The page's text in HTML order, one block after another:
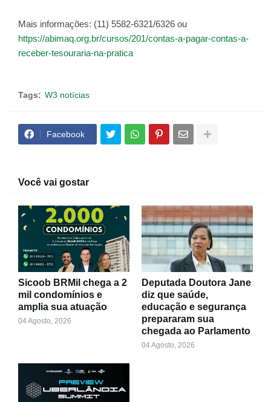
Mais informações: (11) 5582-6321/6326 ou
https://abimaq.org.br/cursos/201/contas-a-pagar-contas-a-
receber-tesouraria-na-pratica
Tags: W3 notícias
Facebook
Você vai gostar
Sicoob BRMil chega a 2
mil condomínios e
amplia sua atuação
04 Agosto, 2026
Deputada Doutora Jane
diz que saúde,
educação e segurança
prepararam sua
chegada ao Parlamento
04 Agosto, 2026